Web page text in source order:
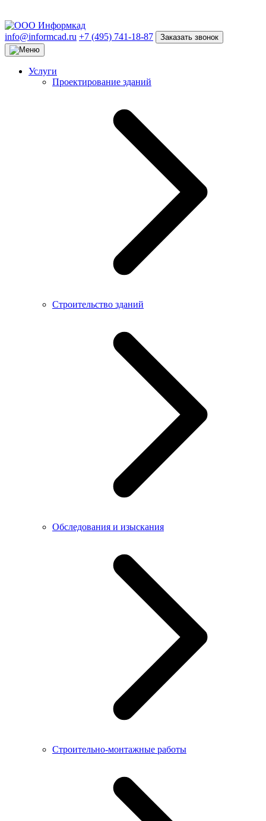
info@informcad.ru +7 (495) 741-18-87 Заказать звонок
Услуги
Проектирование зданий
Строительство зданий
Обследования и изыскания
Строительно-монтажные работы